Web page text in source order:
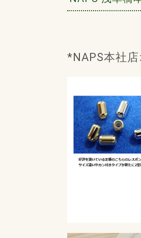
*NAPS本社